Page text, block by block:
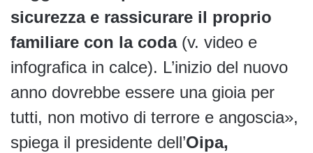
sicurezza e rassicurare il proprio
familiare con la coda(v. video e
infografica in calce). L’inizio del nuovo
anno dovrebbe essere una gioia per
tutti, non motivo di terrore e angoscia»,
spiega il presidente dell’Oipa,